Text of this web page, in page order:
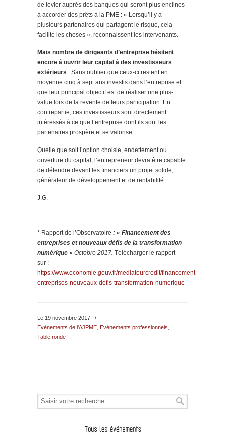
de levier auprès des banques qui seront plus enclines
à accorder des prêts à la PME : « Lorsqu’il y a
plusieurs partenaires qui partagent le risque, cela
facilite les choses », reconnaissent les intervenants.
Mais nombre de dirigeants d’entreprise hésitent
encore à ouvrir leur capital à des investisseurs
extérieurs. Sans oublier que ceux-ci restent en
moyenne cinq à sept ans investis dans l’entreprise et
que leur principal objectif est de réaliser une plus-
value lors de la revente de leurs participation. En
contrepartie, ces investisseurs sont directement
intéressés à ce que l’entreprise dont ils sont les
partenaires prospère et se valorise.
Quelle que soit l’option choisie, endettement ou
ouverture du capital, l’entrepreneur devra être capable
de défendre devant les financiers un projet solide,
générateur de développement et de rentabilité.
J.G.
* Rapport de l’Observatoire : « Financement des
entreprises et nouveaux défis de la transformation
numérique » Octobre 2017. Télécharger le rapport
sur :
https://www.economie.gouv.fr/mediateurcredit/financement-
entreprises-nouveaux-defis-transformation-numerique
Le 19 novembre 2017
/
Evénements de l'AJPME Evénements professionnels
Table ronde